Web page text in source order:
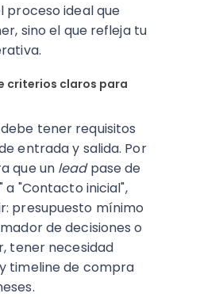
proceso ideal que
sino el que refleja tu
criterios claros para
tener requisitos
entrada y salida. Por
que un leadpase de
a "Contacto inicial",
presupuesto mínimo
de decisiones o
tener necesidad
timeline de compra